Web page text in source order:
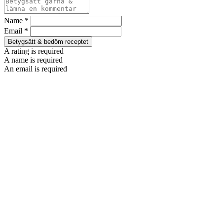
Name *
Email *
Betygsätt & bedöm receptet
A rating is required
A name is required
An email is required